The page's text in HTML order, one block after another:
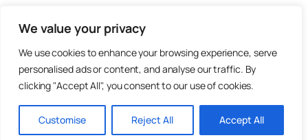
We value your privacy
We use cookies to enhance your browsing experience, serve
personalised ads or content, and analyse our traffic. By
clicking "Accept All", you consent to our use of cookies.
Customise Reject All Accept All
2025 Designed withWordPress